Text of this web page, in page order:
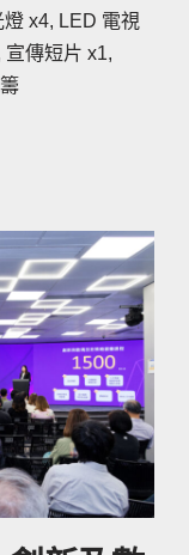
x4, LED 電視
傳短片 x1,